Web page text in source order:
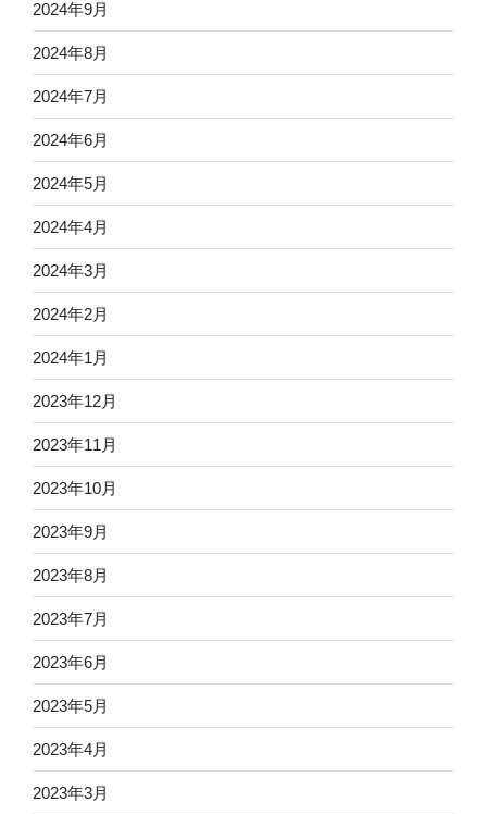
2024年9月
2024年8月
2024年7月
2024年6月
2024年5月
2024年4月
2024年3月
2024年2月
2024年1月
2023年12月
2023年11月
2023年10月
2023年9月
2023年8月
2023年7月
2023年6月
2023年5月
2023年4月
2023年3月